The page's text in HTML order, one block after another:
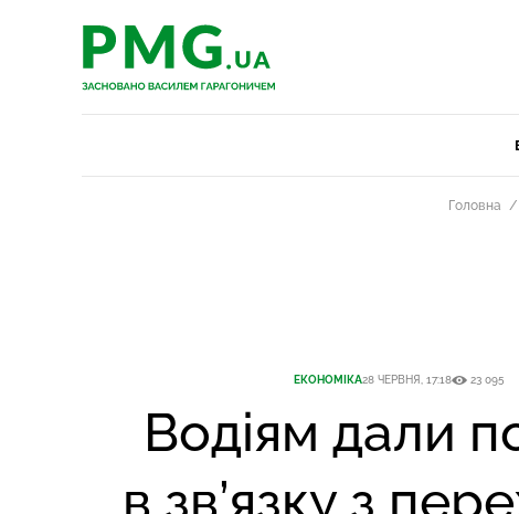
PMG.ua
PMG.ua
Головна
ЕКОНОМІКА28 ЧЕРВНЯ, 17:18 23 095
Водіям дали
в зв’язку з